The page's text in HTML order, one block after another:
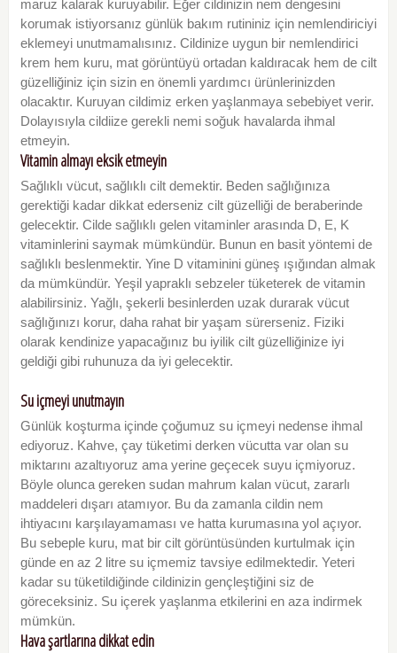
maruz kalarak kuruyabilir. Eğer cildinizin nem dengesini
korumak istiyorsanız günlük bakım rutininiz için nemlendiriciyi
eklemeyi unutmamalısınız. Cildinize uygun bir nemlendirici
krem hem kuru, mat görüntüyü ortadan kaldıracak hem de cilt
güzelliğiniz için sizin en önemli yardımcı ürünlerinizden
olacaktır. Kuruyan cildimiz erken yaşlanmaya sebebiyet verir.
Dolayısıyla cildiize gerekli nemi soğuk havalarda ihmal
etmeyin.
Vitamin almayı eksik etmeyin
Sağlıklı vücut, sağlıklı cilt demektir. Beden sağlığınıza
gerektiği kadar dikkat ederseniz cilt güzelliği de beraberinde
gelecektir. Cilde sağlıklı gelen vitaminler arasında D, E, K
vitaminlerini saymak mümkündür. Bunun en basit yöntemi de
sağlıklı beslenmektir. Yine D vitaminini güneş ışığından almak
da mümkündür. Yeşil yapraklı sebzeler tüketerek de vitamin
alabilirsiniz. Yağlı, şekerli besinlerden uzak durarak vücut
sağlığınızı korur, daha rahat bir yaşam sürerseniz. Fiziki
olarak kendinize yapacağınız bu iyilik cilt güzelliğinize iyi
geldiği gibi ruhunuza da iyi gelecektir.
Su içmeyi unutmayın
Günlük koşturma içinde çoğumuz su içmeyi nedense ihmal
ediyoruz. Kahve, çay tüketimi derken vücutta var olan su
miktarını azaltıyoruz ama yerine geçecek suyu içmiyoruz.
Böyle olunca gereken sudan mahrum kalan vücut, zararlı
maddeleri dışarı atamıyor. Bu da zamanla cildin nem
ihtiyacını karşılayamaması ve hatta kurumasına yol açıyor.
Bu sebeple kuru, mat bir cilt görüntüsünden kurtulmak için
günde en az 2 litre su içmemiz tavsiye edilmektedir. Yeteri
kadar su tüketildiğinde cildinizin gençleştiğini siz de
göreceksiniz. Su içerek yaşlanma etkilerini en aza indirmek
mümkün.
Hava şartlarına dikkat edin